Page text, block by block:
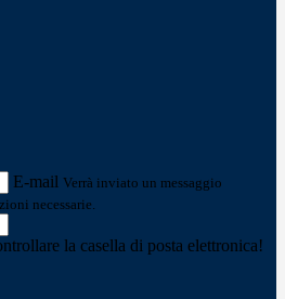
E-mail Verrà inviato un messaggio
necessarie.
la casella di posta elettronica!